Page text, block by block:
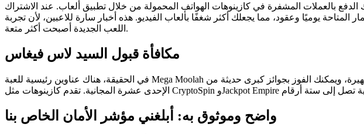
بالعملات المشفرة في كازينوهات الهواتف المحمولة من خلال تطبيق ألعاب. عند الاشتراك
يوميًا وعقود، مما يجعلك أكثر شغفًا بألعاب الفيديو. هذه أخبار سارة للاعبين، لأن تجربة
اللعب الجديدة أصبحت أكثر متعة.
مكافأة قبول السيد لاس فيغاس
في الحقيقة، هناك عناوين رئيسية للعبة Mega Moolah الشهيرة، ويمكنك الفوز بجوائز كبرى حديثة من WowPot، كما أن مجتمع Dream Lose من Relax Gambling أكثر وضوحًا. لا توجد شروط مراهنة على الدورات
واضح وموثوق به: أبلغني مؤشر الأمان الخاص بنا